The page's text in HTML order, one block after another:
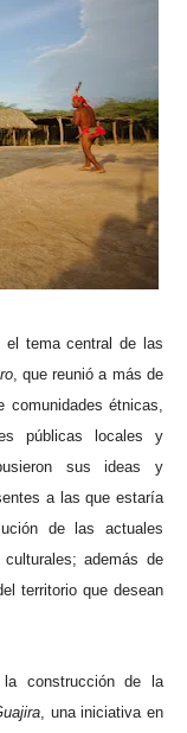
pro
gra
ma
el tema central de las
, que reunió a más de
comunidades étnicas,
públicas locales y
sus ideas y
a las que estaría
de las actuales
además de
territorio que desean
construcción de la
, una iniciativa en